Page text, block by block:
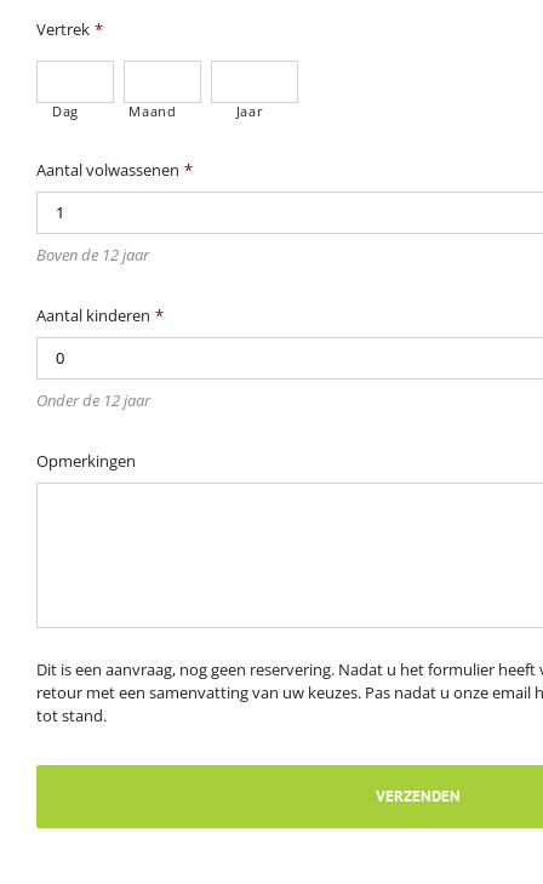
Vertrek *
Dag Maand Jaar
Aantal volwassenen *
Boven de 12 jaar
Aantal kinderen *
Onder de 12 jaar
Opmerkingen
Dit is een aanvraag, nog geen reservering. Nadat u het formulier
retour met een samenvatting van uw keuzes. Pas nadat u onze
tot stand.